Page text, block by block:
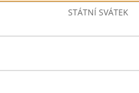
STÁTNÍ SVÁTEK